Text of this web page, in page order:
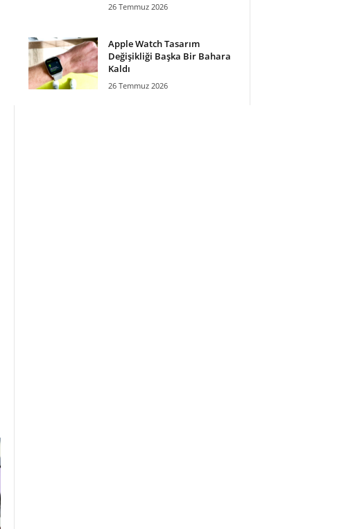
26 Temmuz 2026
Apple Watch Tasarım
Değişikliği Başka Bir Bahara
Kaldı
26 Temmuz 2026